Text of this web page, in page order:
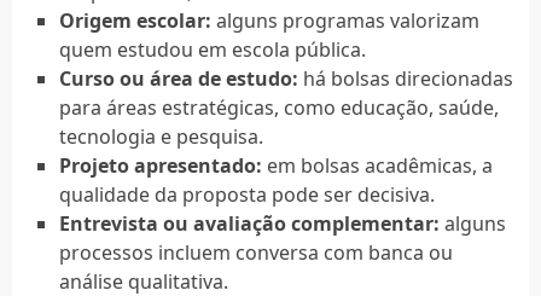
Origem escolar: alguns programas valorizam
quem estudou em escola pública.
Curso ou área de estudo: há bolsas direcionadas
para áreas estratégicas, como educação, saúde,
tecnologia e pesquisa.
Projeto apresentado: em bolsas acadêmicas, a
qualidade da proposta pode ser decisiva.
Entrevista ou avaliação complementar: alguns
processos incluem conversa com banca ou
análise qualitativa.